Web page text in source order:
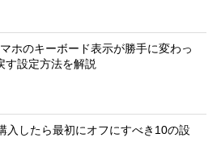
ホのキーボード表示が勝手に変わっ
設定方法を解説
入したら最初にオフにすべき10の設